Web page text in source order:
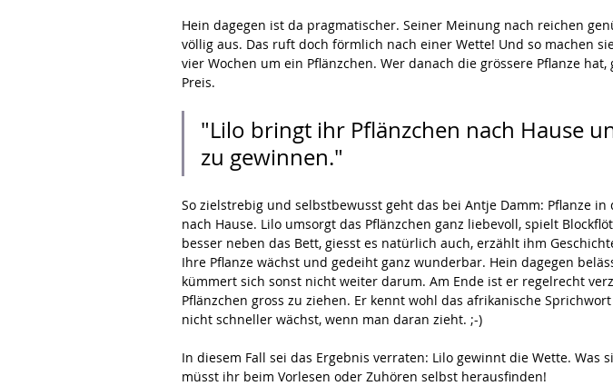
Hein dagegen ist da pragmatischer. Seiner Meinung nach reichen
völlig aus. Das ruft doch förmlich nach einer Wette! Und so machen
vier Wochen um ein Pflänzchen. Wer danach die grössere Pflanze
Preis.
"Lilo bringt ihr Pflänzchen nach Hause
zu gewinnen."
So zielstrebig und selbstbewusst geht das bei Antje Damm: Pflanze
nach Hause. Lilo umsorgt das Pflänzchen ganz liebevoll, spielt
besser neben das Bett, giesst es natürlich auch, erzählt ihm
Ihre Pflanze wächst und gedeiht ganz wunderbar. Hein dagegen
kümmert sich sonst nicht weiter darum. Am Ende ist er regelrecht
Pflänzchen gross zu ziehen. Er kennt wohl das afrikanische
nicht schneller wächst, wenn man daran zieht. ;-)
In diesem Fall sei das Ergebnis verraten: Lilo gewinnt die Wette. Was
müsst ihr beim Vorlesen oder Zuhören selbst herausfinden!